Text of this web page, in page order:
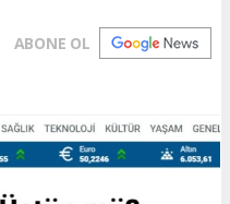
ABONE OL